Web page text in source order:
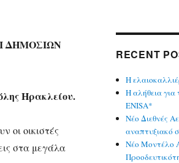
ΔΗΜΟΣΙΩΝ
Ηρακλείου.
οι οικιστές
στα μεγάλα
RECENT
Η
Η αλήθεια
ENISA*
Νέο Διεθνές
αναπτυξιακό
Νέο Μοντέλο